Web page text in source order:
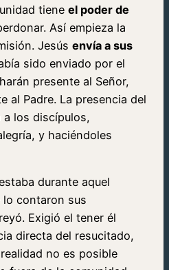
tiene el poder de
Así empieza la
Jesús envía a sus
sido enviado por el
presente al Señor,
al Padre. La presencia del
los discípulos,
y haciéndoles
durante aquel
lo contaron sus
Exigió el tener él
directa del resucitado,
no es posible